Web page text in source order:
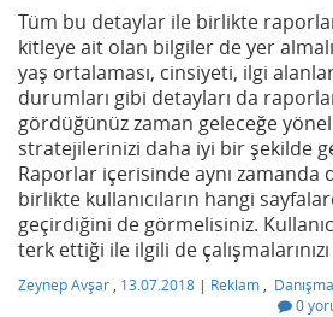
Tüm bu detaylar ile birlikte
kitleye ait olan bilgiler de yer
yaş ortalaması, cinsiyeti, ilgi
durumları gibi detayları da
gördüğünüz zaman geleceğe
stratejilerinizi daha iyi bir şekilde
Raporlar içerisinde aynı zamanda
birlikte kullanıcıların hangi
geçirdiğini de görmelisiniz.
terk ettiği ile ilgili de
Zeynep Avşar 13.07.2018 | Reklam
0